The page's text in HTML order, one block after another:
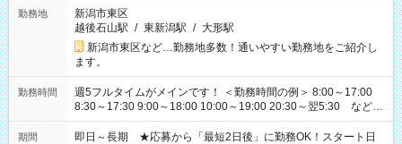
勤務地
新潟市東区
越後石山駅 / 東新潟駅 / 大形駅
新潟市東区など…勤務地多数！通いやすい勤務地をご紹介し
ます。
勤務時間
週5フルタイムがメインです！ ＜勤務時間の例＞ 8:00～17:00
8:30～17:30 9:00～18:00 10:00～19:00 20:30～翌5:30 など ★
その他にも勤務時間多数！ 日勤のみ、残業なし、交替制など
ご希望を教えてください！
期間
即日～長期 ★応募から「最短2日後」に勤務OK！スタート日